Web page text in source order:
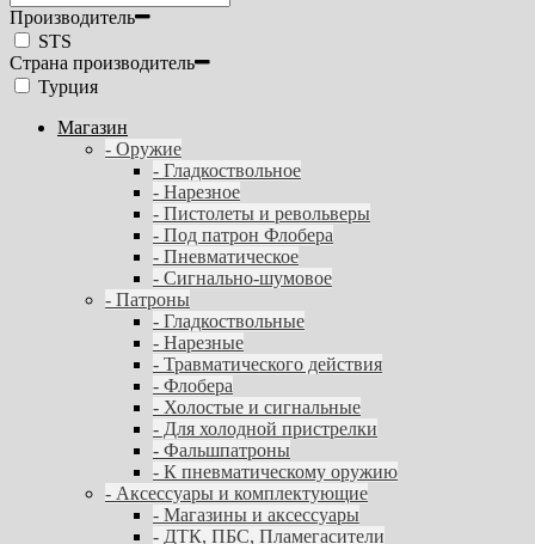
Производитель
STS
Страна производитель
Турция
Магазин
- Оружие
- Гладкоствольное
- Нарезное
- Пистолеты и револьверы
- Под патрон Флобера
- Пневматическое
- Сигнально-шумовое
- Патроны
- Гладкоствольные
- Нарезные
- Травматического действия
- Флобера
- Холостые и сигнальные
- Для холодной пристрелки
- Фальшпатроны
- К пневматическому оружию
- Аксессуары и комплектующие
- Магазины и аксессуары
- ДТК, ПБС, Пламегасители